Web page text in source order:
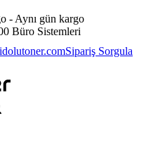
- Aynı gün kargo
Büro Sistemleri
Sipariş Sorgula